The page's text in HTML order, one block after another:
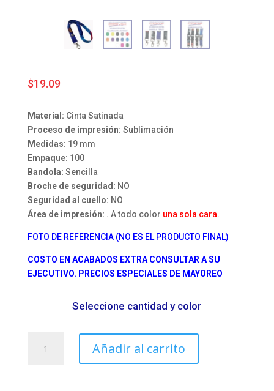
$19.09
Material: Cinta Satinada
Proceso de impresión: Sublimación
Medidas: 19 mm
Empaque: 100
Bandola: Sencilla
Broche de seguridad: NO
Seguridad al cuello: NO
Área de impresión: . A todo color una sola cara.
FOTO DE REFERENCIA (NO ES EL PRODUCTO FINAL)
COSTO EN ACABADOS EXTRA CONSULTAR A SU
EJECUTIVO. PRECIOS ESPECIALES DE MAYOREO
Seleccione cantidad y color
para
Añadir al carrito